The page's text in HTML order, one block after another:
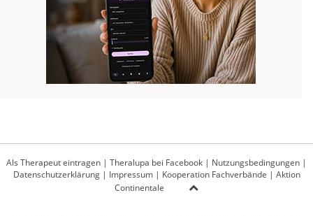
Als Therapeut eintragen | Theralupa bei Facebook | Nutzungsbedingungen |
Datenschutzerklärung| Impressum| Kooperation Fachverbände | Aktion
Continentale